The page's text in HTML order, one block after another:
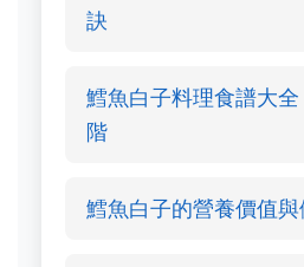
訣
鱈魚白子料理食譜大
階
鱈魚白子的營養價值